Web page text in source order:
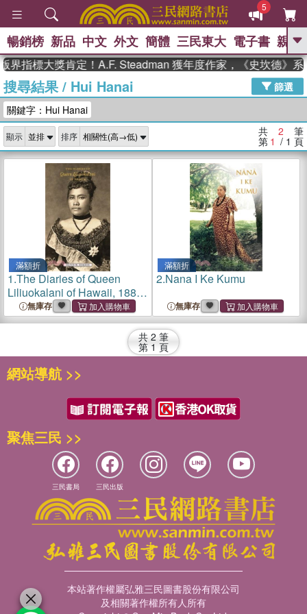
5
GO
高希均教授回憶錄
、 The Odyssey 、 父親節 、 如果歷
獎 臺灣漫遊錄 、 方念華 、 台灣的李
登輝時代
數學女孩：黎曼猜想 、
偉大的迷走神經
暢銷榜 新品 中文 外文 簡體 三民東大 電子書 親子
界指標大獎肯定！A.F. Steadman 獲年度作家，《史坎德》系
搜尋結果/ Hui Hanai
篩選
關鍵字：Hui Hanai
顯示 排序 共 2 筆
第 1 / 1 頁
滿額折
1.The Diaries of Queen
Liliuokalani of Hawaii, 1885-
1900無庫存
滿額折
2.Nana I Ke Kumu
無庫存
共 2 筆
第 1 頁
網站導航 >>
聚焦三民 >>
三民書局 三民出版
本站著作權屬弘雅三民圖書股份有限公司
及相關著作權所有人所有